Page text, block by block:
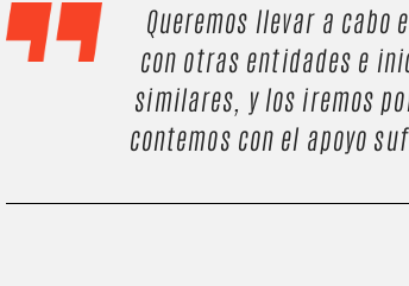
Queremos llevar a cabo
con otras entidades e
similares, y los iremos
contemos con el apoyo